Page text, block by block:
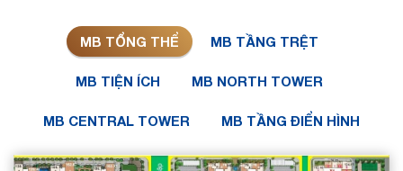
MB TỔNG THỂ MB TẦNG TRỆT
MB TIỆN ÍCH MB NORTH TOWER
MB CENTRAL TOWER MB TẦNG ĐIỂN HÌNH